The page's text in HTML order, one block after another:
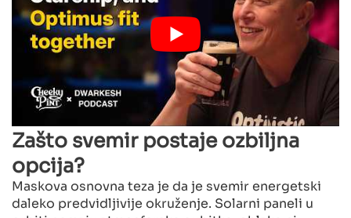
Zašto svemir postaje ozbiljna
opcija?
Maskova osnovna teza je da je svemir energetski
daleko predvidljivije okruženje. Solarni paneli u